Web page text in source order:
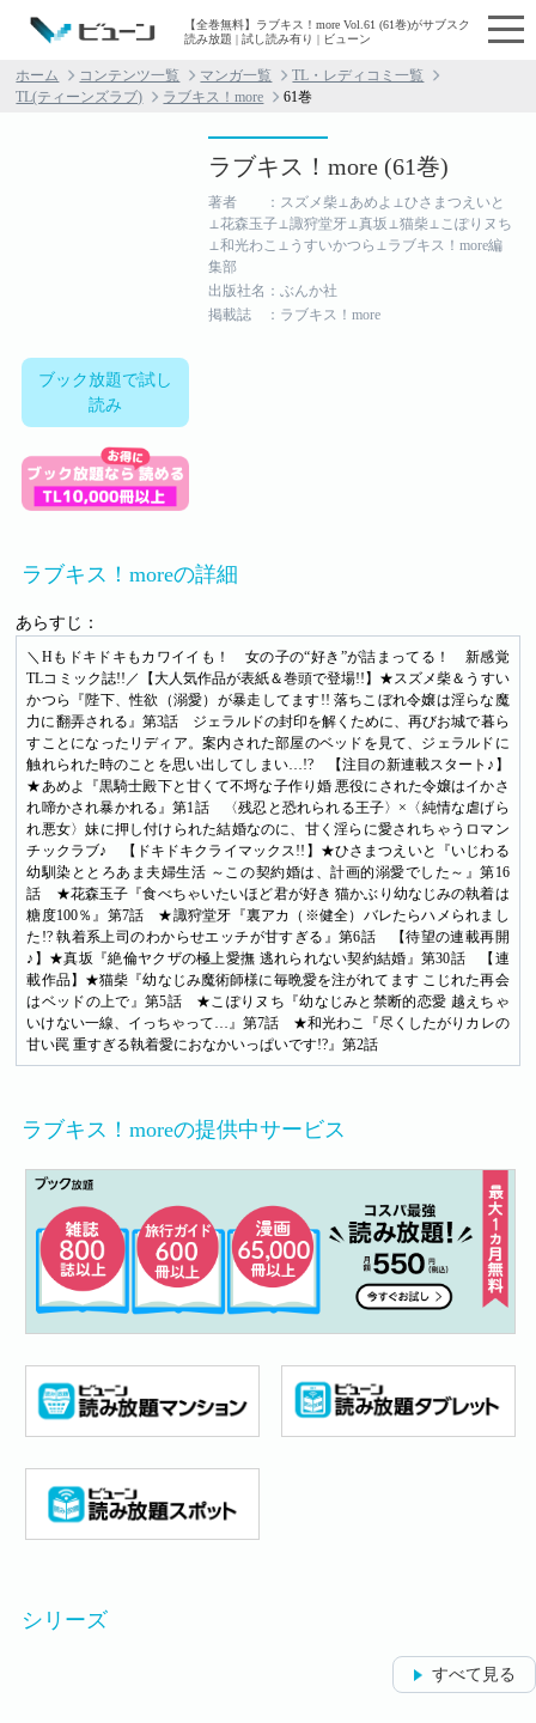
【全巻無料】ラブキス！more Vol.61 (61巻)がサブスク
読み放題 | 試し読み有り | ビューン
ホーム コンテンツ一覧 マンガ一覧
TL・レディコミ一覧
TL(ティーンズラブ)
ラブキス！more 61巻
ブック放題で試し
読み
ラブキス！more (61巻)
著者 ：スズメ柴⊥あめよ⊥ひさまつえいと
⊥花森玉子⊥諏狩堂牙⊥真坂⊥猫柴⊥こぽりヌち
⊥和光わこ⊥うすいかつら⊥ラブキス！more編
集部
出版社名：ぶんか社
掲載誌 ：ラブキス！more
ラブキス！moreの詳細
あらすじ：
＼Hもドキドキもカワイイも！ 女の子の“好き”が詰まってる！ 新感覚
TLコミック誌!!／【大人気作品が表紙＆巻頭で登場!!】★スズメ柴＆うすい
かつら『陛下、性欲（溺愛）が暴走してます!! 落ちこぼれ令嬢は淫らな魔
力に翻弄される』第3話 ジェラルドの封印を解くために、再びお城で暮ら
すことになったリディア。案内された部屋のベッドを見て、ジェラルドに
触れられた時のことを思い出してしまい…!? 【注目の新連載スタート♪】
★あめよ『黒騎士殿下と甘くて不埒な子作り婚 悪役にされた令嬢はイかさ
れ啼かされ暴かれる』第1話 〈残忍と恐れられる王子〉×〈純情な虐げら
れ悪女〉妹に押し付けられた結婚なのに、甘く淫らに愛されちゃうロマン
チックラブ♪ 【ドキドキクライマックス!!】★ひさまつえいと『いじわる
幼馴染ととろあま夫婦生活 ～この契約婚は、計画的溺愛でした～』第16
話 ★花森玉子『食べちゃいたいほど君が好き 猫かぶり幼なじみの執着は
糖度100％』第7話 ★諏狩堂牙『裏アカ（※健全）バレたらハメられまし
た!? 執着系上司のわからせエッチが甘すぎる』第6話 【待望の連載再開
♪】★真坂『絶倫ヤクザの極上愛撫 逃れられない契約結婚』第30話 【連
載作品】★猫柴『幼なじみ魔術師様に毎晩愛を注がれてます こじれた再会
はベッドの上で』第5話 ★こぽりヌち『幼なじみと禁断的恋愛 越えちゃ
いけない一線、イっちゃって…』第7話 ★和光わこ『尽くしたがりカレの
甘い罠 重すぎる執着愛におなかいっぱいです!?』第2話
ラブキス！moreの提供中サービス
シリーズ
すべて見る